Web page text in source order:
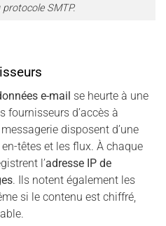
SMTP.
e-mail se heurte à une
fournisseurs d’accès à
disposent d’une
têtes et les flux. À chaque
l’adresse IP de
. Ils notent également les
si le contenu est chiffré,